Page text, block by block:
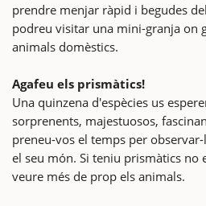
prendre menjar ràpid i begudes
podreu visitar una mini-granja on
animals domèstics.
Agafeu els prismàtics!
Una quinzena d'espècies us
sorprenents, majestuosos,
preneu-vos el temps per
el seu món. Si teniu prismàtics no
veure més de prop els animals.